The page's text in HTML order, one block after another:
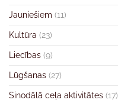
Jauniešiem (11)
Kultūra (23)
Liecības (9)
Lūgšanas (27)
Sinodālā ceļa aktivitātes (17)